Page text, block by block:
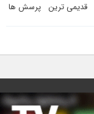
قدیمی ترین پرسش ها